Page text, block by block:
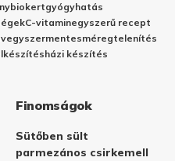
biokertgyógyhatás
C-vitaminegyszerű recept
vegyszermentesméregtelenítés
házi készítés
Finomságok
Sütőben sült
parmezános csirkemell